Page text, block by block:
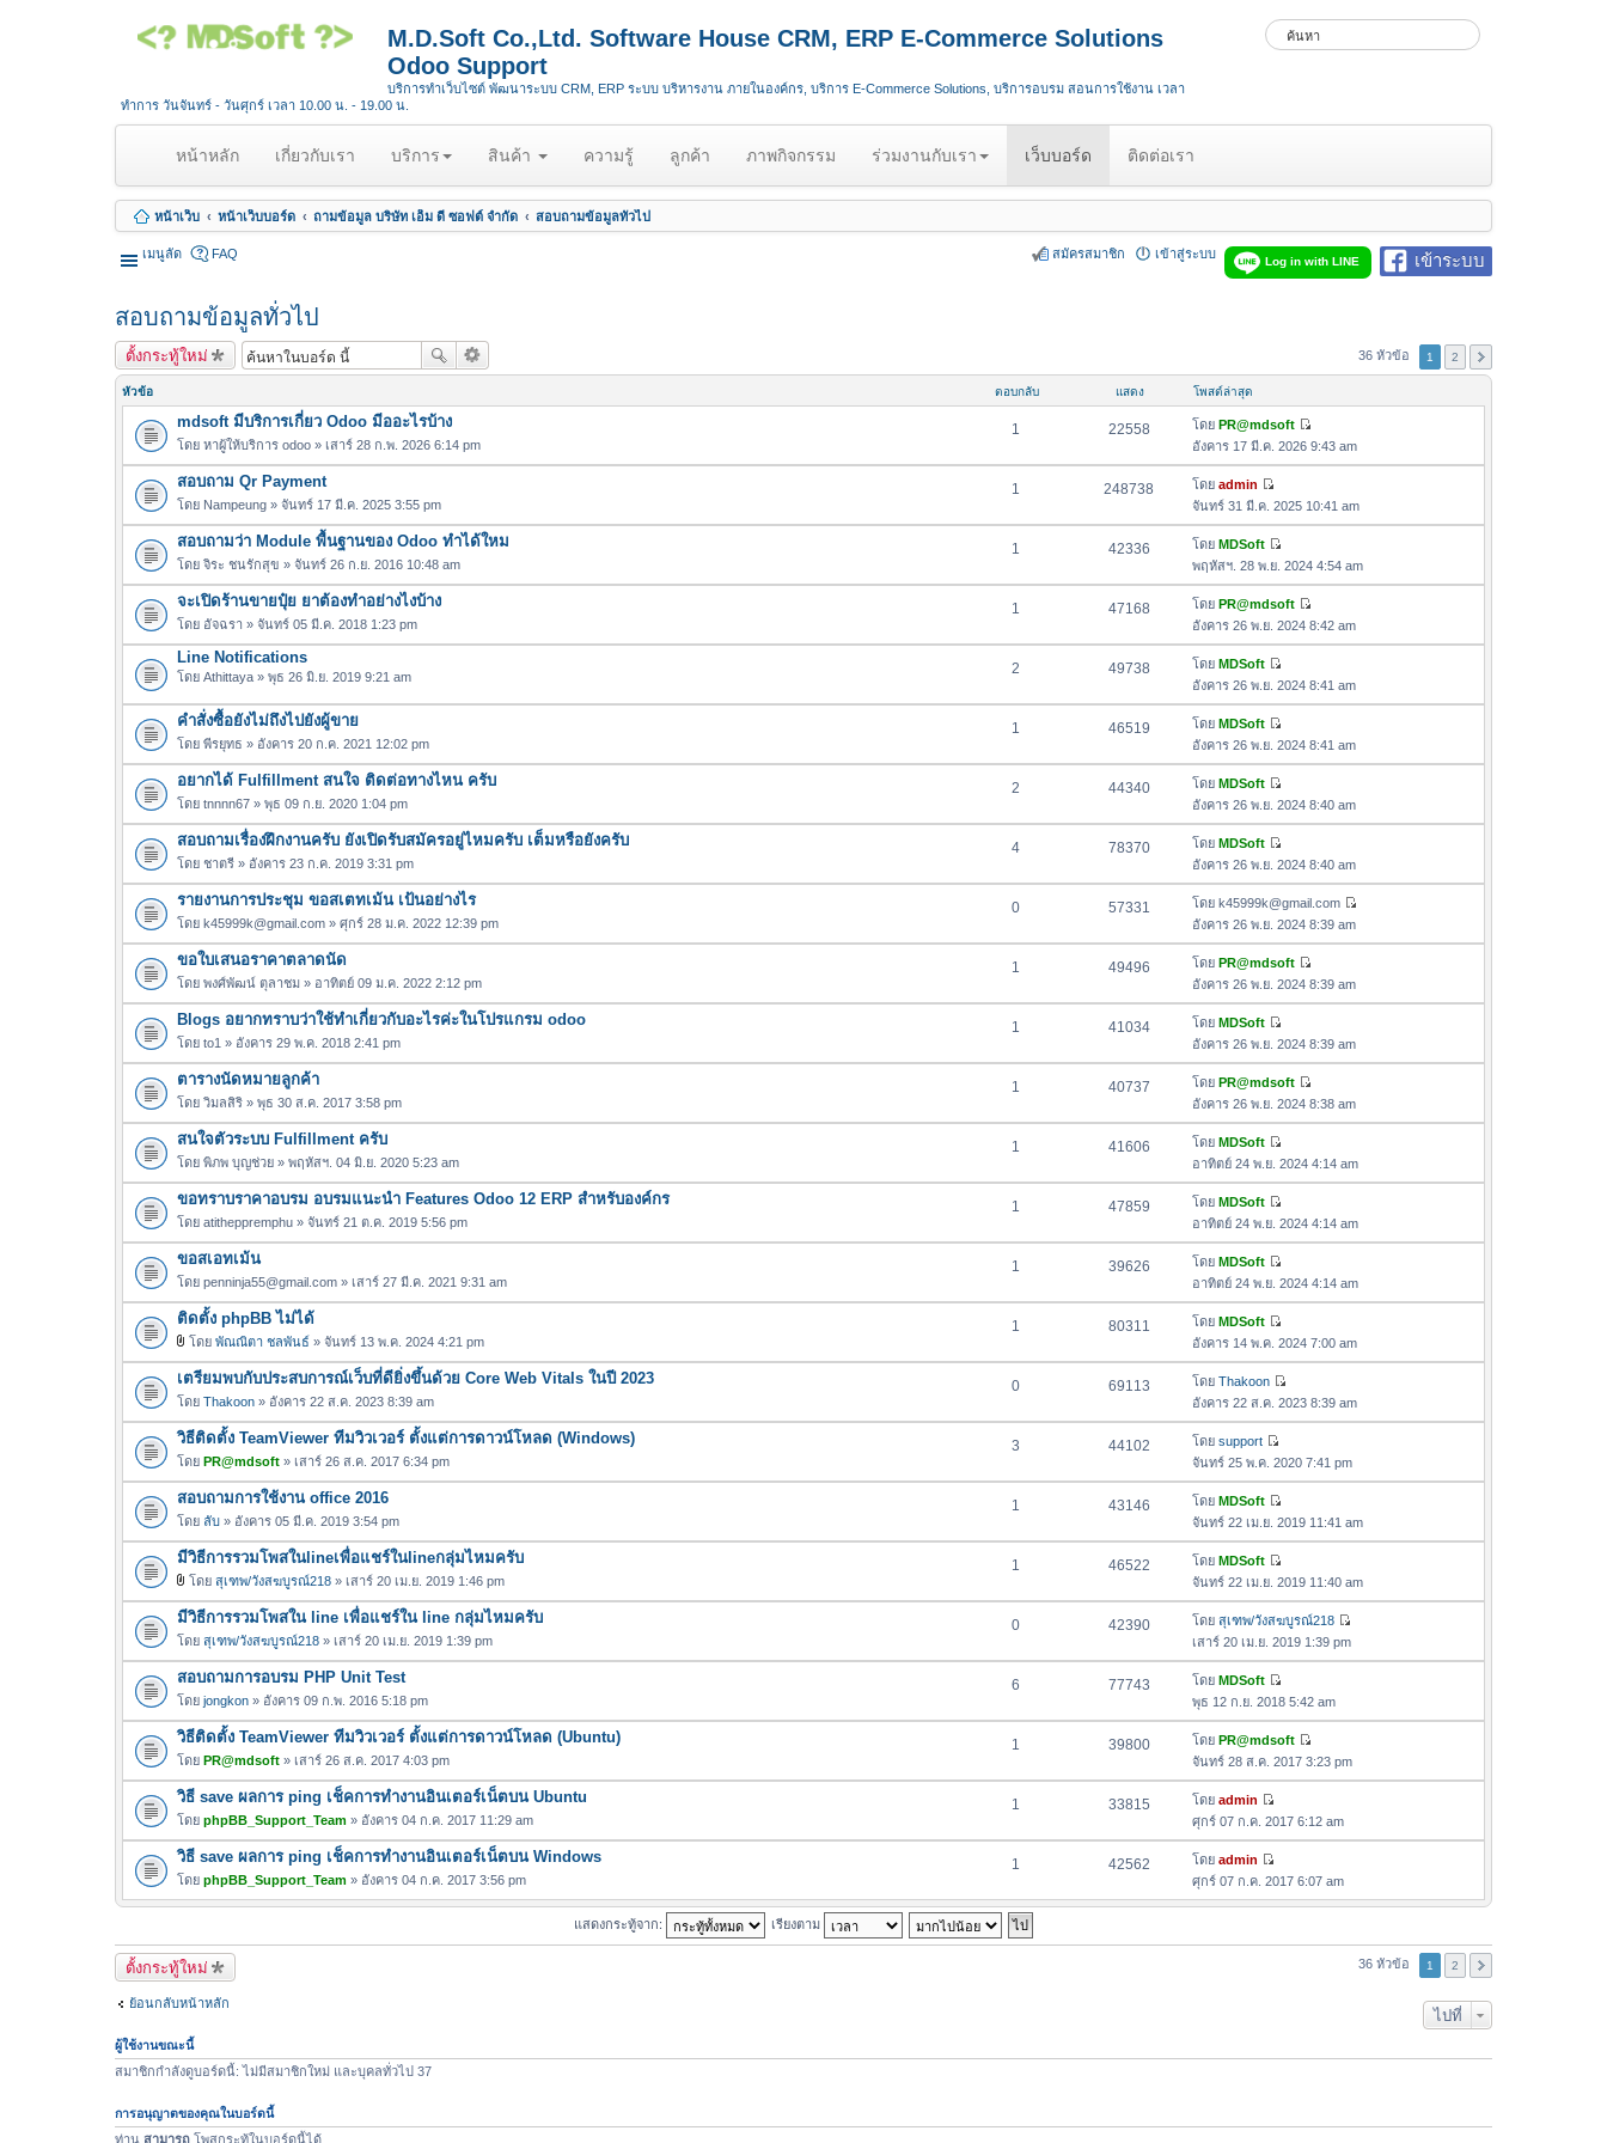
M.D.Soft Co.,Ltd. Software House CRM, ERP E-Commerce Solutions
Odoo Support
บริการทำเว็บไซต์ พัฒนาระบบ CRM, ERP ระบบ บริหารงาน ภายในองค์กร, บริการ E-Commerce Solutions, บริการอบรม สอนการใช้งาน เวลา
ทำการ วันจันทร์ - วันศุกร์ เวลา 10.00 น. - 19.00 น.
หน้าหลัก(
u
r
t
)
เกี่ยวกับเรา บริการ สินค้า ความรู้ ลูกค้า ภาพกิจกรรม ร่วมงานกับเรา เว็บบอร์ด ติดต่อเรา
หน้าเว็บ หน้าเว็บบอร์ด ถามข้อมูล บริษัท เอ็ม ดี ซอฟต์ จำกัด สอบถามข้อมูลทั่วไป
เมนูลัด เข้าระบบ
Log in with LINE
FAQ เข้าสู่ระบบ
สมัครสมาชิก
สอบถามข้อมูลทั่วไป
ตั้งกระทู้ใหม่ 36 หัวข้อ 1 2
หัวข้อ ตอบกลับ แสดง โพสต์ล่าสุด
mdsoft มีบริการเกี่ยว Odoo มีออะไรบ้าง
โดย หาผู้ให้บริการ odoo » เสาร์ 28 ก.พ. 2026 6:14 pm
1 22558 โดย PR@mdsoft
ดู
ข้
ค
ว
ม
ล่
สุ
อังคาร 17 มี.ค. 2026 9:43 am
สอบถาม Qr Payment
โดย Nampeung » จันทร์ 17 มี.ค. 2025 3:55 pm
1 248738 โดย admin
ดู
ข้
อ
ค
ว
า
ม
ล่
า
สุ
ด
จันทร์ 31 มี.ค. 2025 10:41 am
สอบถามว่า Module พื้นฐานของ Odoo ทำได้ใหม
โดย จิระ ชนรักสุข » จันทร์ 26 ก.ย. 2016 10:48 am
1 42336 โดย MDSoft
ดู
ข้
อ
ค
ว
ม
ล่
สุ
พฤหัสฯ. 28 พ.ย. 2024 4:54 am
จะเปิดร้านขายปุ๋ย ยาต้องทำอย่างไงบ้าง
โดย อัจฉรา » จันทร์ 05 มี.ค. 2018 1:23 pm
1 47168 โดย PR@mdsoft
ดู
ข้
ค
ว
ม
ล่
สุ
อังคาร 26 พ.ย. 2024 8:42 am
Line Notifications
โดย Athittaya » พุธ 26 มิ.ย. 2019 9:21 am 2 49738 โดย MDSoft
ดู
ข้
ค
ว
ม
ล่
สุ
อังคาร 26 พ.ย. 2024 8:41 am
คำสั่งซื้อยังไม่ถึงไปยังผู้ขาย
โดย พีรยุทธ » อังคาร 20 ก.ค. 2021 12:02 pm
1 46519 โดย MDSoft
ดู
ข้
ค
ว
ม
ล่
า
สุ
อังคาร 26 พ.ย. 2024 8:41 am
อยากได้ Fulfillment สนใจ ติดต่อทางไหน ครับ
โดย tnnnn67 » พุธ 09 ก.ย. 2020 1:04 pm
2 44340 โดย MDSoft
ดู
ข้
ค
ว
า
ม
ล่
า
สุ
อังคาร 26 พ.ย. 2024 8:40 am
สอบถามเรื่องฝึกงานครับ ยังเปิดรับสมัครอยู่ไหมครับ เต็มหรือยังครับ
โดย ชาตรี » อังคาร 23 ก.ค. 2019 3:31 pm
4 78370 โดย MDSoft
ดู
ข้
อ
ค
ว
า
ม
ล่
สุ
อังคาร 26 พ.ย. 2024 8:40 am
รายงานการประชุม ขอสเตทเม้น เป้นอย่างไร
โดย k45999k@gmail.com » ศุกร์ 28 ม.ค. 2022 12:39 pm
0 57331 โดย k45999k@gmail.com
ข้
ว
ล่
อังคาร 26 พ.ย. 2024 8:39 am
ขอใบเสนอราคาตลาดนัด
โดย พงศ์พัฒน์ ตุลาชม » อาทิตย์ 09 ม.ค. 2022 2:12 pm
1 49496 โดย PR@mdsoft
ดู
ข้
ค
ว
ม
ล่
สุ
อังคาร 26 พ.ย. 2024 8:39 am
Blogs อยากทราบว่าใช้ทำเกี่ยวกับอะไรค่ะในโปรแกรม odoo
โดย to1 » อังคาร 29 พ.ค. 2018 2:41 pm
1 41034 โดย MDSoft
ดู
ข้
อ
ค
ว
ม
ล่
สุ
อังคาร 26 พ.ย. 2024 8:39 am
ตารางนัดหมายลูกค้า
โดย วิมลสิริ » พุธ 30 ส.ค. 2017 3:58 pm
1 40737 โดย PR@mdsoft
ดู
ข้
ค
ว
ม
ล่
สุ
อังคาร 26 พ.ย. 2024 8:38 am
สนใจตัวระบบ Fulfillment ครับ
โดย พิภพ บุญช่วย » พฤหัสฯ. 04 มิ.ย. 2020 5:23 am
1 41606 โดย MDSoft
ดู
ข้
ค
ว
ม
ล่
สุ
ด
อาทิตย์ 24 พ.ย. 2024 4:14 am
ขอทราบราคาอบรม อบรมแนะนำ Features Odoo 12 ERP สำหรับองค์กร
โดย atitheppremphu » จันทร์ 21 ต.ค. 2019 5:56 pm
1 47859 โดย MDSoft
ดู
ข้
ค
ว
ม
ล่
า
สุ
อาทิตย์ 24 พ.ย. 2024 4:14 am
ขอสเอทเม้น
โดย penninja55@gmail.com » เสาร์ 27 มี.ค. 2021 9:31 am
1 39626 โดย MDSoft
ดู
ข้
ค
ว
า
ม
ล่
สุ
อาทิตย์ 24 พ.ย. 2024 4:14 am
ติดตั้ง phpBB ไม่ได้
ฟ
ล์
แ
น
บ
โดย พัณณิตา ชลพันธ์ » จันทร์ 13 พ.ค. 2024 4:21 pm
1 80311 โดย MDSoft
ดู
ข้
อ
ค
ว
ม
ล่
สุ
อังคาร 14 พ.ค. 2024 7:00 am
เตรียมพบกับประสบการณ์เว็บที่ดียิ่งขึ้นด้วย Core Web Vitals ในปี 2023
โดย Thakoon » อังคาร 22 ส.ค. 2023 8:39 am
0 69113 โดย Thakoon
ดู
ข้
ค
ว
ม
ล่
สุ
อังคาร 22 ส.ค. 2023 8:39 am
วิธีติดตั้ง TeamViewer ทีมวิวเวอร์ ตั้งแต่การดาวน์โหลด (Windows)
โดย PR@mdsoft » เสาร์ 26 ส.ค. 2017 6:34 pm
3 44102 โดย support
ดู
ข้
อ
ค
ว
า
ม
ล่
า
สุ
จันทร์ 25 พ.ค. 2020 7:41 pm
สอบถามการใช้งาน office 2016
โดย ลับ » อังคาร 05 มี.ค. 2019 3:54 pm
1 43146 โดย MDSoft
ดู
ข้
ค
ว
า
ม
ล่
สุ
จันทร์ 22 เม.ย. 2019 11:41 am
มีวิธีการรวมโพสในlineเพื่อแชร์ในlineกลุ่มไหมครับ
ฟ
ล์
แ
น
บ
โดย สุเฑพ/วังสฆบูรณ์218 » เสาร์ 20 เม.ย. 2019 1:46 pm
1 46522 โดย MDSoft
ดู
ข้
อ
ค
ว
ม
ล่
า
สุ
จันทร์ 22 เม.ย. 2019 11:40 am
มีวิธีการรวมโพสใน line เพื่อแชร์ใน line กลุ่มไหมครับ
โดย สุเฑพ/วังสฆบูรณ์218 » เสาร์ 20 เม.ย. 2019 1:39 pm
0 42390 โดย สุเฑพ/วังสฆบูรณ์218
ข้
ว
ม
ล่
เสาร์ 20 เม.ย. 2019 1:39 pm
สอบถามการอบรม PHP Unit Test
โดย jongkon » อังคาร 09 ก.พ. 2016 5:18 pm
6 77743 โดย MDSoft
ดู
ข้
อ
ค
ว
ม
ล่
สุ
ด
พุธ 12 ก.ย. 2018 5:42 am
วิธีติดตั้ง TeamViewer ทีมวิวเวอร์ ตั้งแต่การดาวน์โหลด (Ubuntu)
โดย PR@mdsoft » เสาร์ 26 ส.ค. 2017 4:03 pm
1 39800 โดย PR@mdsoft
ดู
ข้
ค
ว
ม
ล่
สุ
จันทร์ 28 ส.ค. 2017 3:23 pm
วิธี save ผลการ ping เช็คการทำงานอินเตอร์เน็ตบน Ubuntu
โดย phpBB_Support_Team » อังคาร 04 ก.ค. 2017 11:29 am
1 33815 โดย admin
ดู
ข้
ค
ว
ม
ศุกร์ 07 ก.ค. 2017 6:12 am
วิธี save ผลการ ping เช็คการทำงานอินเตอร์เน็ตบน Windows
โดย phpBB_Support_Team » อังคาร 04 ก.ค. 2017 3:56 pm
1 42562 โดย admin
ดู
ข้
ศุกร์ 07 ก.ค. 2017 6:07 am
แสดงกระทู้จาก: เรียงตาม
ตั้งกระทู้ใหม่ 36 หัวข้อ 1 2
ย้อนกลับหน้าหลัก
ไปที่
ผู้ใช้งานขณะนี้
สมาชิกกำลังดูบอร์ดนี้: ไม่มีสมาชิกใหม่ และบุคลทั่วไป 37
การอนุญาตของคุณในบอร์ดนี้
ท่าน สามารถ โพสกระทู้ในบอร์ดนี้ได้